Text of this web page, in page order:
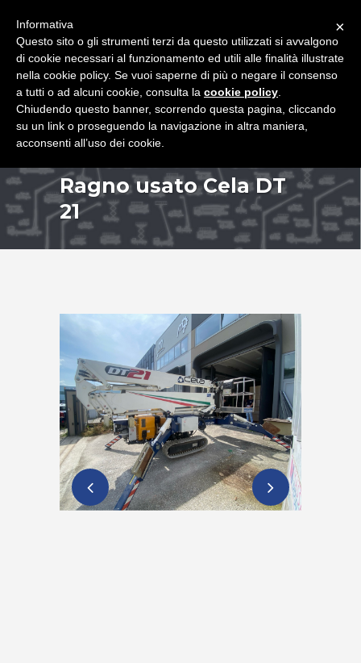
Ragno usato Cela DT
21
×
Informativa
Questo sito o gli strumenti terzi da questo utilizzati si avvalgono
di cookie necessari al funzionamento ed utili alle finalità illustrate
nella cookie policy. Se vuoi saperne di più o negare il consenso
a tutti o ad alcuni cookie, consulta la cookie policy
Chiudendo questo banner, scorrendo questa pagina, cliccando
su un link o proseguendo la navigazione in altra maniera,
acconsenti all’uso dei cookie.